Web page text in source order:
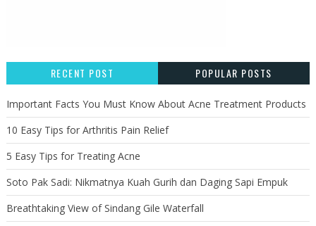
RECENT POST POPULAR POSTS
Important Facts You Must Know About Acne Treatment Products
10 Easy Tips for Arthritis Pain Relief
5 Easy Tips for Treating Acne
Soto Pak Sadi: Nikmatnya Kuah Gurih dan Daging Sapi Empuk
Breathtaking View of Sindang Gile Waterfall